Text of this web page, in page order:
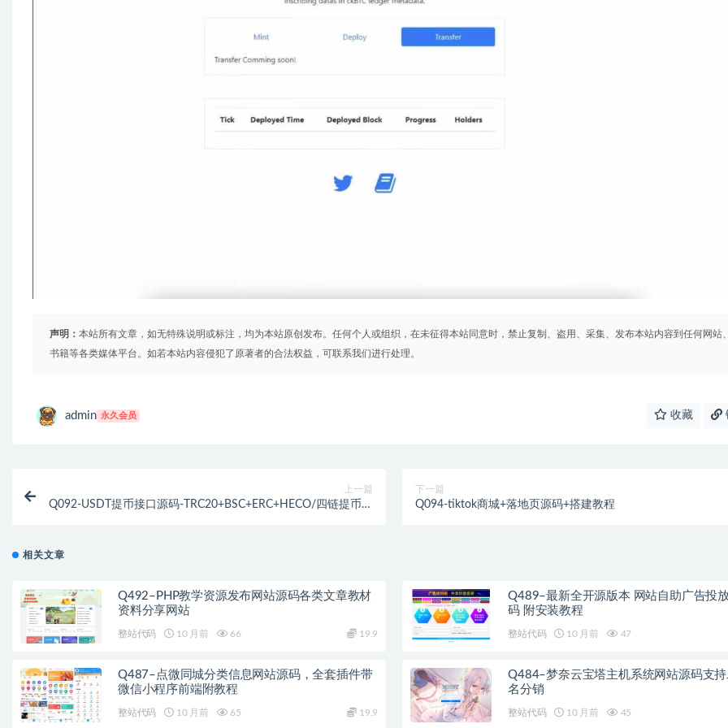
声明： 本站所有文章，如无特殊说明或标注，均为本站原创发布。任何个人或组织，在未征得本站同意时，禁止复制、盗用、采集、发布本站内容到任何网站
书籍等各类媒体平台。如若本站内容侵犯了原著者的合法权益，可联系我们进行处理。
admin 永久会员 收藏
上一篇
Q092-USDT提币接口源码-TRC20+BSC+ERC+HECO/四链提币转
下一篇
Q094-tiktok商城+落地页源码+搭建教程
相关文章
Q492–PHP教学资源发布网站源码各类文章教材
资料分享网站
整站代码 10 月前 66 19.9
Q489–最新全开源版本 网站自助广告投
码 附安装教程
整站代码 10 月前 47
Q487–点微同城分类信息网站源码，全套插件带
微信小程序前端附教程
整站代码 10 月前 65 19.9
Q484–梦奈云宝塔主机系统网站源码支
名分销
整站代码 10 月前 45